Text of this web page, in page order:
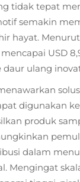
tidak tepat
semakin
hayat.
USD
ulang
digunakan
produk
dalam
Mengingat